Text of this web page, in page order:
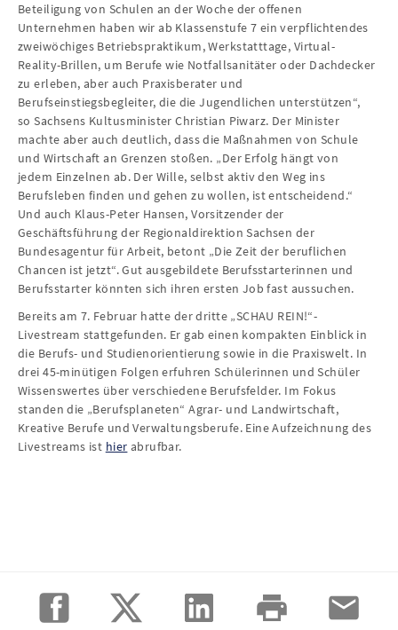
Beteiligung von Schulen an der Woche der offenen
Unternehmen haben wir ab Klassenstufe 7 ein verpflichtendes
zweiwöchiges Betriebspraktikum, Werkstatttage, Virtual-
Reality-Brillen, um Berufe wie Notfallsanitäter oder Dachdecker
zu erleben, aber auch Praxisberater und
Berufseinstiegsbegleiter, die die Jugendlichen unterstützen“,
so Sachsens Kultusminister Christian Piwarz. Der Minister
machte aber auch deutlich, dass die Maßnahmen von Schule
und Wirtschaft an Grenzen stoßen. „Der Erfolg hängt von
jedem Einzelnen ab. Der Wille, selbst aktiv den Weg ins
Berufsleben finden und gehen zu wollen, ist entscheidend.“
Und auch Klaus-Peter Hansen, Vorsitzender der
Geschäftsführung der Regionaldirektion Sachsen der
Bundesagentur für Arbeit, betont „Die Zeit der beruflichen
Chancen ist jetzt“. Gut ausgebildete Berufsstarterinnen und
Berufsstarter könnten sich ihren ersten Job fast aussuchen.
Bereits am 7. Februar hatte der dritte „SCHAU REIN!“-
Livestream stattgefunden. Er gab einen kompakten Einblick in
die Berufs- und Studienorientierung sowie in die Praxiswelt. In
drei 45-minütigen Folgen erfuhren Schülerinnen und Schüler
Wissenswertes über verschiedene Berufsfelder. Im Fokus
standen die „Berufsplaneten“ Agrar- und Landwirtschaft,
Kreative Berufe und Verwaltungsberufe. Eine Aufzeichnung des
Livestreams ist hier abrufbar.